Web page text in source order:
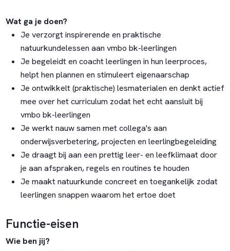
Wat ga je doen?
Je verzorgt inspirerende en praktische
natuurkundelessen aan vmbo bk-leerlingen
Je begeleidt en coacht leerlingen in hun leerproces,
helpt hen plannen en stimuleert eigenaarschap
Je ontwikkelt (praktische) lesmaterialen en denkt actief
mee over het curriculum zodat het echt aansluit bij
vmbo bk-leerlingen
Je werkt nauw samen met collega's aan
onderwijsverbetering, projecten en leerlingbegeleiding
Je draagt bij aan een prettig leer- en leefklimaat door
je aan afspraken, regels en routines te houden
Je maakt natuurkunde concreet en toegankelijk zodat
leerlingen snappen waarom het ertoe doet
Functie-eisen
Wie ben jij?